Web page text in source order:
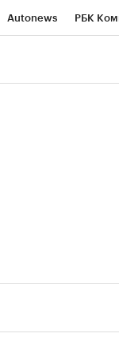
Autonews РБК